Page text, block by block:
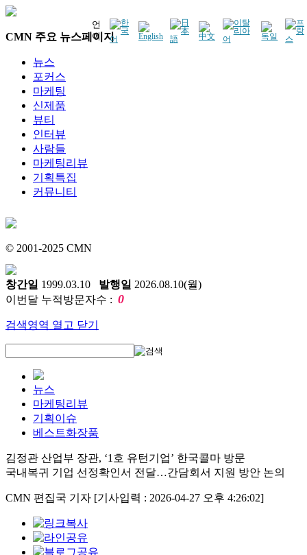
언
어
CMN 주요 뉴스페이지
뉴스
포커스
마케팅
신제품
뷰티
인터뷰
사람들
마케팅리뷰
기획특집
커뮤니티
© 2001-2025 CMN
창간일 1999.03.10 발행일 2026.08.10(월)
이번달 누적방문자수 : 0
검색영역 열고 닫기
뉴스
마케팅리뷰
기획이슈
베스트화장품
김정관 산업부 장관, ‘1호 유턴기업’ 한국콜마 방문
국내복귀 기업 선정확인서 전달…간담회서 지원 방안 논의
CMN 편집국 기자 [기사입력 : 2026-04-27 오후 4:26:02]